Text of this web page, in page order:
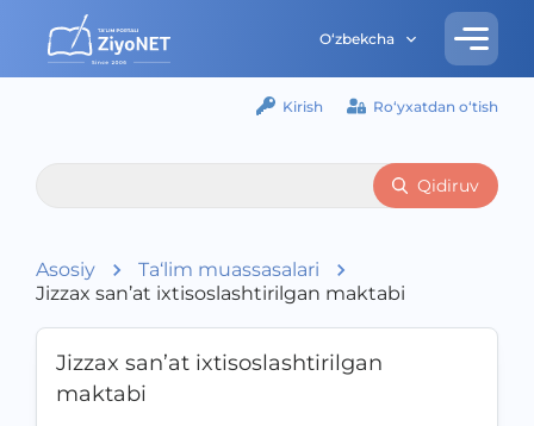
O‘zbekcha
Kirish Ro‘yxatdan o‘tish
Qidiruv
Asosiy
Ta‘lim muassasalari
Jizzax san’at ixtisoslashtirilgan maktabi
Jizzax san’at ixtisoslashtirilgan
maktabi